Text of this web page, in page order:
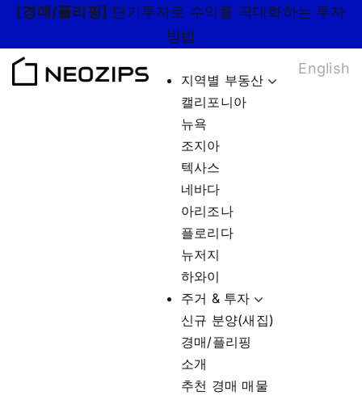
Skip
content
[경매/플리핑] 단기투자로 수익률 극대화하는 투자
방법
지역별 부동산
캘리포니아
뉴욕
조지아
텍사스
네바다
아리조나
플로리다
뉴저지
하와이
주거 & 투자
신규 분양(새집)
경매/플리핑
소개
추천 경매 매물
English